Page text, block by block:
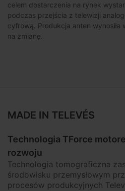
celem dostarczenia na rynek
podczas przejścia z telewizji
cyfrową. Produkcja anten
na zmianę.
MADE IN TELEVÉS
Technologia TForce
rozwoju
Technologia tomograficzna
środowisku przemysłowym
procesów produkcyjnych